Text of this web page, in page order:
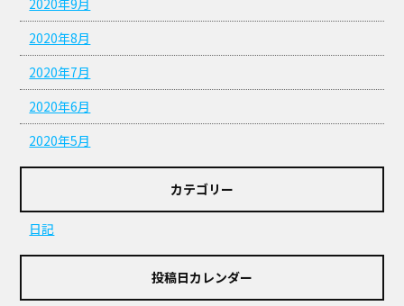
2020年9月
2020年8月
2020年7月
2020年6月
2020年5月
カテゴリー
日記
投稿日カレンダー